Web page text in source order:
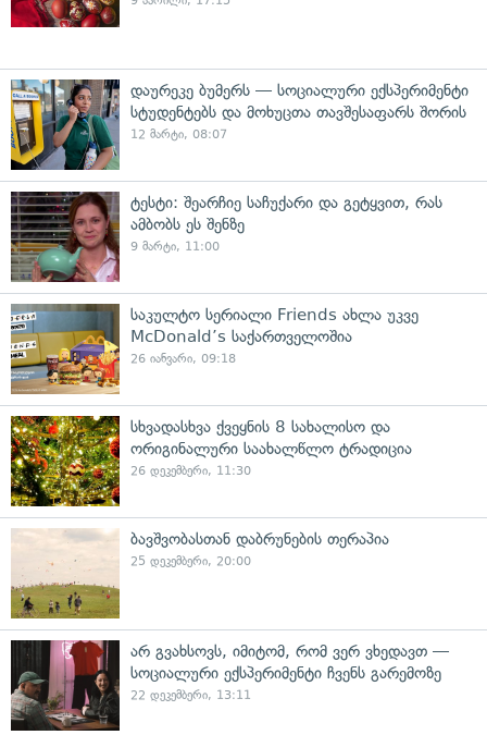
დაურეკე ბუმერს — სოციალური ექსპერიმენტი
სტუდენტებს და მოხუცთა თავშესაფარს შორის
12 მარტი, 08:07
ტესტი: შეარჩიე საჩუქარი და გეტყვით, რას
ამბობს ეს შენზე
9 მარტი, 11:00
საკულტო სერიალი Friends ახლა უკვე
McDonald’s საქართველოშია
26 იანვარი, 09:18
სხვადასხვა ქვეყნის 8 სახალისო და
ორიგინალური საახალწლო ტრადიცია
26 დეკემბერი, 11:30
ბავშვობასთან დაბრუნების თერაპია
25 დეკემბერი, 20:00
არ გვახსოვს, იმიტომ, რომ ვერ ვხედავთ —
სოციალური ექსპერიმენტი ჩვენს გარემოზე
22 დეკემბერი, 13:11